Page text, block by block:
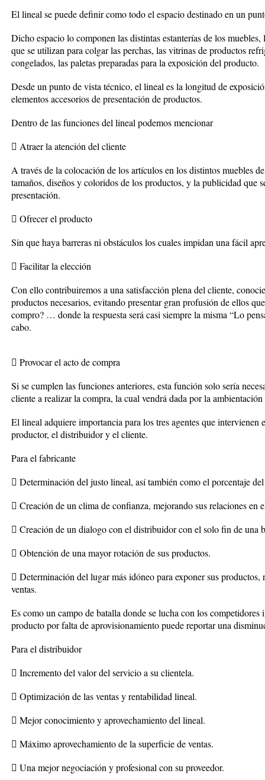
El lineal se puede definir como todo el espacio destinado en un
Dicho espacio lo componen las distintas estanterías de los
que se utilizan para colgar las perchas, las vitrinas de productos
congelados, las paletas preparadas para la exposición del producto.
Desde un punto de vista técnico, el lineal es la longitud de
elementos accesorios de presentación de productos.
Dentro de las funciones del lineal podemos mencionar
 Atraer la atención del cliente
A través de la colocación de los artículos en los distintos muebles
tamaños, diseños y coloridos de los productos, y la publicidad que
presentación.
 Ofrecer el producto
Sin que haya barreras ni obstáculos los cuales impidan una fácil
 Facilitar la elección
Con ello contribuiremos a una satisfacción plena del cliente,
productos necesarios, evitando presentar gran profusión de ellos
compro? … donde la respuesta será casi siempre la misma “Lo
cabo.
 Provocar el acto de compra
Si se cumplen las funciones anteriores, esta función solo sería
cliente a realizar la compra, la cual vendrá dada por la
El lineal adquiere importancia para los tres agentes que intervienen
productor, el distribuidor y el cliente.
Para el fabricante
 Determinación del justo lineal, así también como el porcentaje
 Creación de un clima de confianza, mejorando sus relaciones en
 Creación de un dialogo con el distribuidor con el solo fin de una
 Obtención de una mayor rotación de sus productos.
 Determinación del lugar más idóneo para exponer sus
ventas.
Es como un campo de batalla donde se lucha con los
producto por falta de aprovisionamiento puede reportar una
Para el distribuidor
 Incremento del valor del servicio a su clientela.
 Optimización de las ventas y rentabilidad lineal.
 Mejor conocimiento y aprovechamiento del lineal.
 Máximo aprovechamiento de la superficie de ventas.
 Una mejor negociación y profesional con su proveedor.